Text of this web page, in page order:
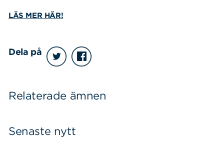
LÄS MER HÄR!
Dela på
Relaterade ämnen
Senaste nytt